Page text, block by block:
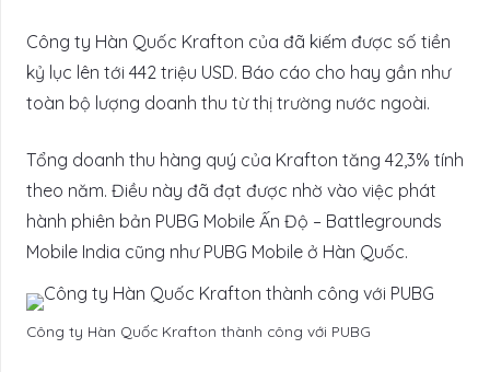
Công ty Hàn Quốc Krafton của đã kiếm được số tiền
kỷ lục lên tới 442 triệu USD. Báo cáo cho hay gần như
toàn bộ lượng doanh thu từ thị trường nước ngoài.
Tổng doanh thu hàng quý của Krafton tăng 42,3% tính
theo năm. Điều này đã đạt được nhờ vào việc phát
hành phiên bản PUBG Mobile Ấn Độ – Battlegrounds
Mobile India cũng như PUBG Mobile ở Hàn Quốc.
Công ty Hàn Quốc Krafton thành công với PUBG